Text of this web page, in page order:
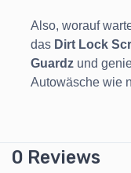
Also, worauf
das Dirt Lock
Guardz und
Autowäsche wie
0 Reviews